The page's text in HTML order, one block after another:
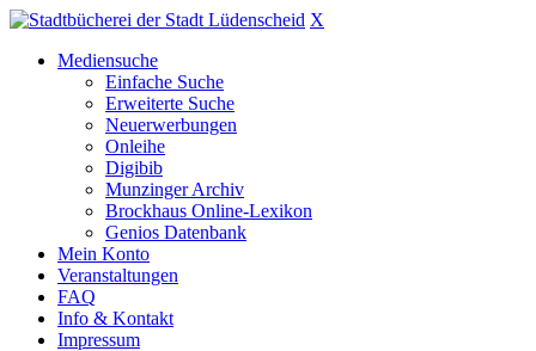
X
Mediensuche
Einfache Suche
Erweiterte Suche
Neuerwerbungen
Onleihe
Digibib
Munzinger Archiv
Brockhaus Online-Lexikon
Genios Datenbank
Mein Konto
Veranstaltungen
FAQ
Info & Kontakt
Impressum